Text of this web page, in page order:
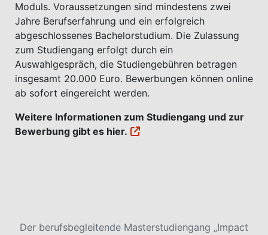
Moduls. Voraussetzungen sind mindestens zwei
Jahre Berufserfahrung und ein erfolgreich
abgeschlossenes Bachelorstudium. Die Zulassung
zum Studiengang erfolgt durch ein
Auswahlgespräch, die Studiengebühren betragen
insgesamt 20.000 Euro. Bewerbungen können online
ab sofort eingereicht werden.
Weitere Informationen zum Studiengang und zur
Bewerbung gibt es hier.
Der berufsbegleitende Masterstudiengang „Impact